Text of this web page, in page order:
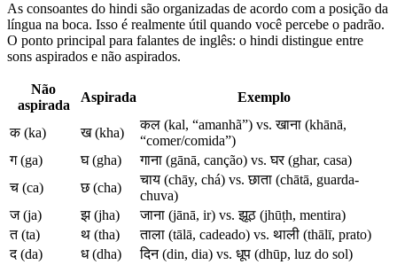
As consoantes do hindi são organizadas de acordo com a posição da
língua na boca. Isso é realmente útil quando você percebe o padrão.
O ponto principal para falantes de inglês: o hindi distingue entre
sons aspirados e não aspirados.
Não
aspirada
Aspirada Exemplo
क (ka) ख (kha)
कल (kal, “amanhã”) vs. खाना (khānā,
“comer/comida”)
ग (ga)
घ (gha)
गाना (gānā, canção) vs. घर (ghar, casa)
च (ca)
छ (cha)
चाय (chāy, chá) vs. छाता (chātā, guarda-
chuva)
ज (ja)
झ (jha)
जाना (jānā, ir) vs. झूठ (jhūṭh, mentira)
त (ta)
थ (tha)
ताला (tālā, cadeado) vs. थाली (thālī, prato)
द (da)
ध (dha)
दिन (din, dia) vs. धूप (dhūp, luz do sol)